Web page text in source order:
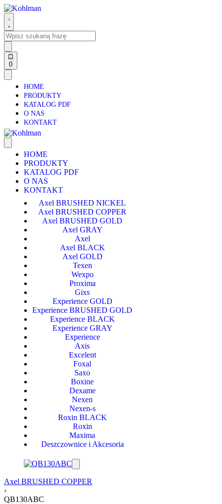
0
HOME
PRODUKTY
KATALOG PDF
O NAS
KONTAKT
HOME
PRODUKTY
KATALOG PDF
O NAS
KONTAKT
Axel BRUSHED NICKEL
Axel BRUSHED COPPER
Axel BRUSHED GOLD
Axel GRAY
Axel
Axel BLACK
Axel GOLD
Texen
Wexpo
Proxima
Gixs
Experience GOLD
Experience BRUSHED GOLD
Experience BLACK
Experience GRAY
Experience
Axis
Excelent
Foxal
Saxo
Boxine
Dexame
Nexen
Nexen-s
Roxin BLACK
Roxin
Maxima
Deszczownice i Akcesoria
Axel BRUSHED COPPER
›
QB130ABC